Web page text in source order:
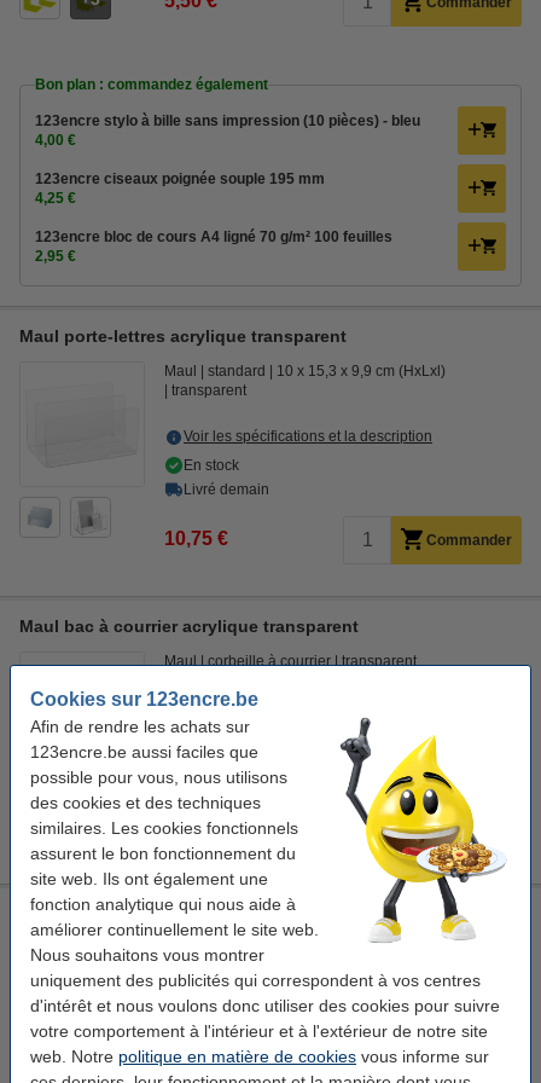
Cookies sur 123encre.be
Afin de rendre les achats sur
123encre.be aussi faciles que
possible pour vous, nous utilisons
des cookies et des techniques
similaires. Les cookies fonctionnels
assurent le bon fonctionnement du
site web. Ils ont également une
fonction analytique qui nous aide à
améliorer continuellement le site web.
Nous souhaitons vous montrer
uniquement des publicités qui correspondent à vos centres
d'intérêt et nous voulons donc utiliser des cookies pour suivre
votre comportement à l'intérieur et à l'extérieur de notre site
web. Notre politique en matière de cookies vous informe sur
Bon plan : commandez également
123encre stylo à bille sans impression (10 pièces) - bleu
4,00 €
123encre ciseaux poignée souple 195 mm
4,25 €
123encre bloc de cours A4 ligné 70 g/m² 100 feuilles
2,95 €
Maul porte-lettres acrylique transparent
Maul standard
10 x 15,3 x 9,9 cm (HxLxl)
transparent
Voir les spécifications et la description
En stock
Livré demain
10,75 € Commander
Maul bac à courrier acrylique transparent
Maul corbeille à courrier
transparent
Voir les spécifications et la description
En stock
Livré demain
18,50 € Commander
Maul cintre acrylique (5 pièces) - noir
Maul cintre noir
Voir les spécifications et la description
En stock
Livré demain